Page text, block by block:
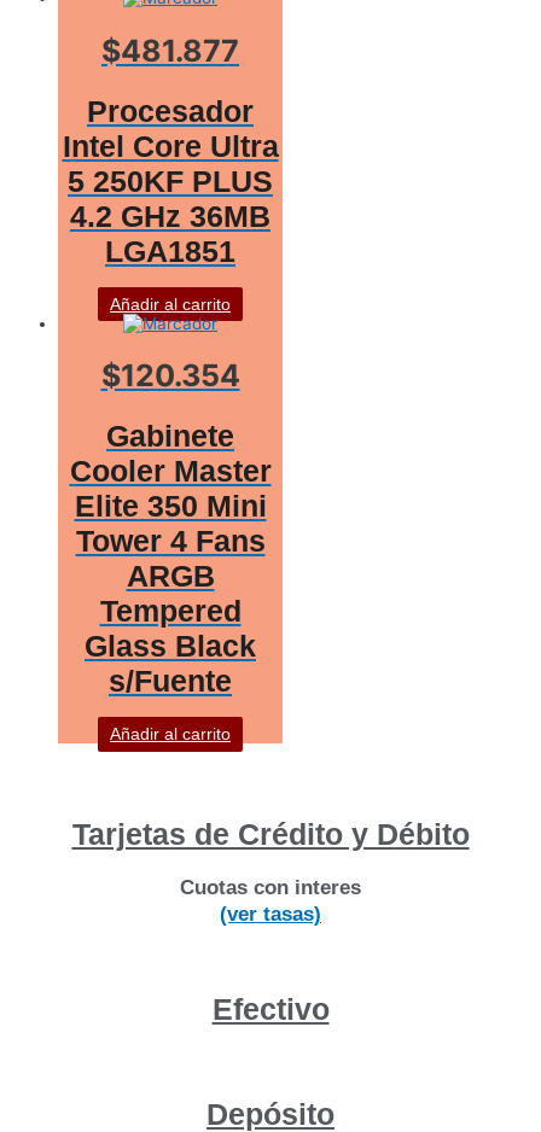
$481.877
Procesador
Intel Core Ultra
5 250KF PLUS
4.2 GHz 36MB
LGA1851
Añadir al carrito
$120.354
Gabinete
Cooler Master
Elite 350 Mini
Tower 4 Fans
ARGB
Tempered
Glass Black
s/Fuente
Añadir al carrito
Tarjetas de Crédito y Débito
Cuotas con interes
(ver tasas)
Efectivo
Depósito